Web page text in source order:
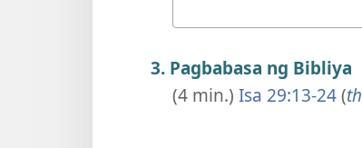
sagot
3. Pagbabasa ng Bibliya
(4 min.) Isa 29:​13-24(th